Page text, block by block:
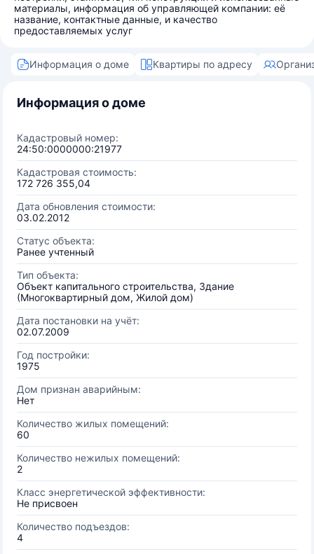
материалы, информация об управляющей компании: её
название, контактные данные, и качество
предоставляемых услуг
Информация о доме Квартиры по адресу
Информация о доме
Кадастровый номер:
24:50:0000000:21977
Кадастровая стоимость:
172 726 355,04
Дата обновления стоимости:
03.02.2012
Статус объекта:
Ранее учтенный
Тип объекта:
Объект капитального строительства, Здание
(Многоквартирный дом, Жилой дом)
Дата постановки на учёт:
02.07.2009
Год постройки:
1975
Дом признан аварийным:
Нет
Количество жилых помещений:
60
Количество нежилых помещений:
2
Класс энергетической эффективности:
Не присвоен
Количество подъездов:
4